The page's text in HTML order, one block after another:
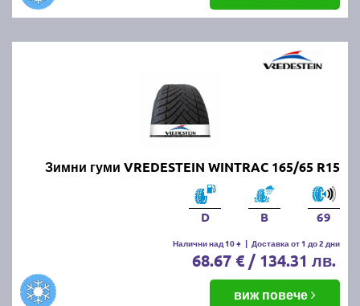
Зимни гуми VREDESTEIN WINTRAC 165/65 R15
D B 69
Налични над 10 + | Доставка от 1 до 2 дни
68.67 € / 134.31 лв.
виж повече